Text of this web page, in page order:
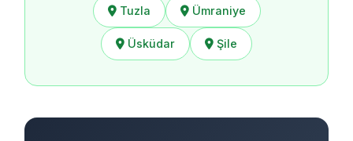
Tuzla Ümraniye
Üsküdar Şile